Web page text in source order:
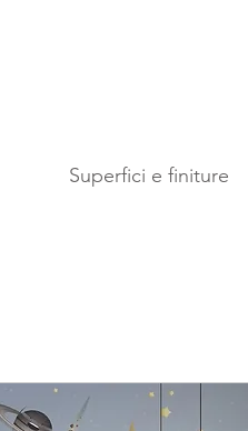
Superfici e finiture